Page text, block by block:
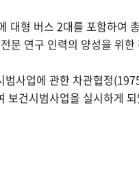
대형 버스 2대를 포함하여
문 연구 인력의 양성을 위
사업에 관한 차관협정
보건시범사업을 실시하게